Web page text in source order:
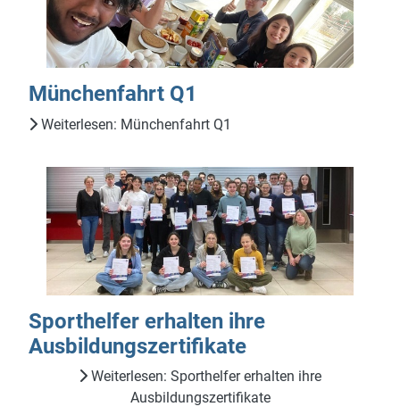
Münchenfahrt Q1
Weiterlesen: Münchenfahrt Q1
Sporthelfer erhalten ihre
Ausbildungszertifikate
Weiterlesen: Sporthelfer erhalten ihre
Ausbildungszertifikate